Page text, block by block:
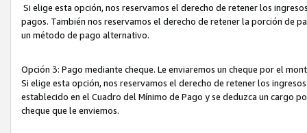
Si elige esta opción, nos reservamos el derecho de retener los
pagos. También nos reservamos el derecho de retener la porción de
un método de pago alternativo.
Opción 3: Pago mediante cheque. Le enviaremos un cheque por el
Si elige esta opción, nos reservamos el derecho de retener los
establecido en el Cuadro del Mínimo de Pago y se deduzca un cargo
cheque que le enviemos.